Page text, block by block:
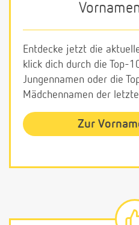
Entdecke jetzt die
klick dich durch die Top-
Jungennamen oder die
Mädchennamen der
Zur